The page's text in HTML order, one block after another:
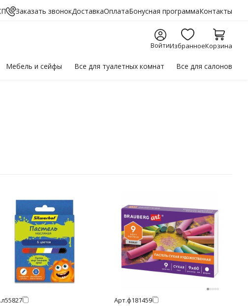
Заказать звонокДоставкаОплатаБонусная программаКонтакты
ВойтиИзбранноеКорзина
Мебельи сейфы Все для туалетных комнат Все для салонов
л55827 Арт.ф181459